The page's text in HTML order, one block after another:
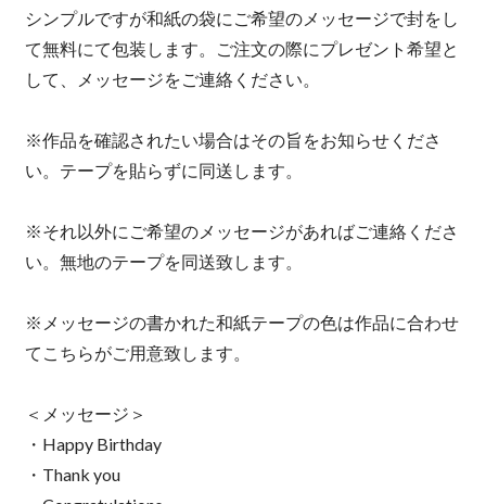
シンプルですが和紙の袋にご希望のメッセージで封をし
て無料にて包装します。ご注文の際にプレゼント希望と
して、メッセージをご連絡ください。
※作品を確認されたい場合はその旨をお知らせくださ
い。テープを貼らずに同送します。
※それ以外にご希望のメッセージがあればご連絡くださ
い。無地のテープを同送致します。
※メッセージの書かれた和紙テープの色は作品に合わせ
てこちらがご用意致します。
＜メッセージ＞
・Happy Birthday
・Thank you